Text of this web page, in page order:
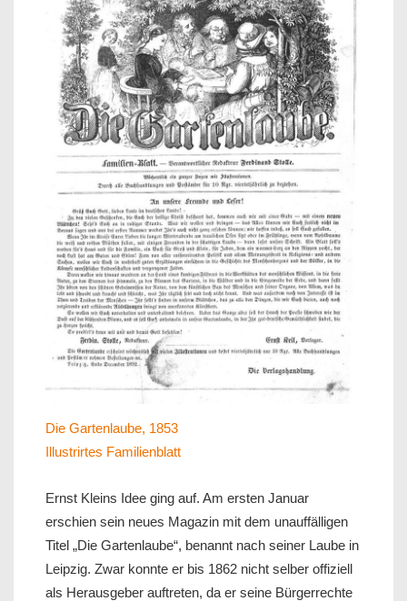
Die Gartenlaube, 1853
Illustrirtes Familienblatt
Ernst Kleins Idee ging auf. Am ersten Januar
erschien sein neues Magazin mit dem unauffälligen
Titel „Die Gartenlaube“, benannt nach seiner Laube in
Leipzig. Zwar konnte er bis 1862 nicht selber offiziell
als Herausgeber auftreten, da er seine Bürgerrechte